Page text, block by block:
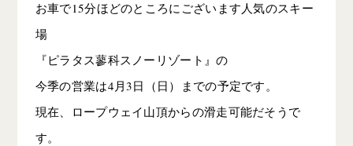
お車で15分ほどのところにございます人気のスキー
場
『ピラタス蓼科スノーリゾート』の
今季の営業は4月3日（日）までの予定です。
現在、ロープウェイ山頂からの滑走可能だそうで
す。